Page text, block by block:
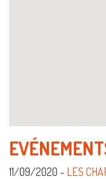
11/09/2020 - LES